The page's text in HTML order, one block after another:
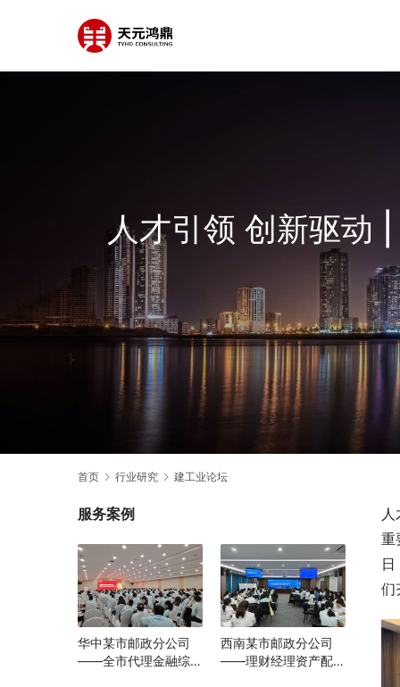
人才引领 创新驱动
首页 行业研究 建工业论坛
重
们
服务案例
华中某市邮政分公司
——全市代理金融综合
西南某市邮政分公司
——理财经理资产配置